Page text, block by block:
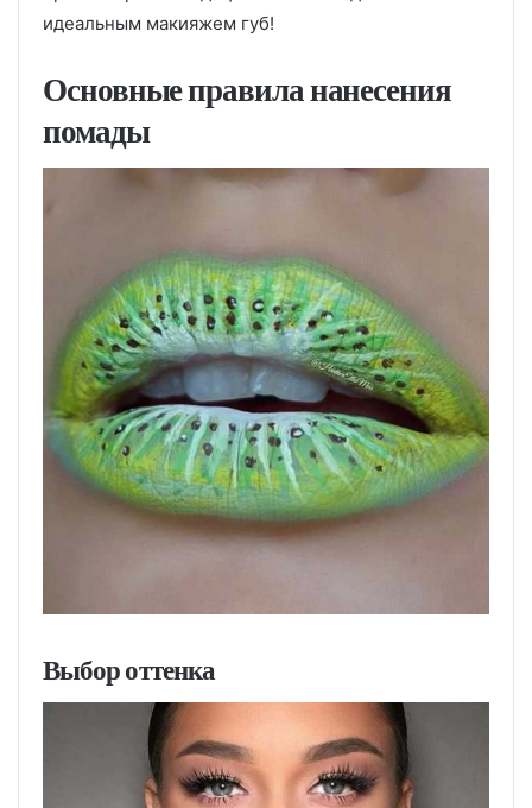
идеальным макияжем губ!
Основные правила нанесения
помады
Выбор оттенка